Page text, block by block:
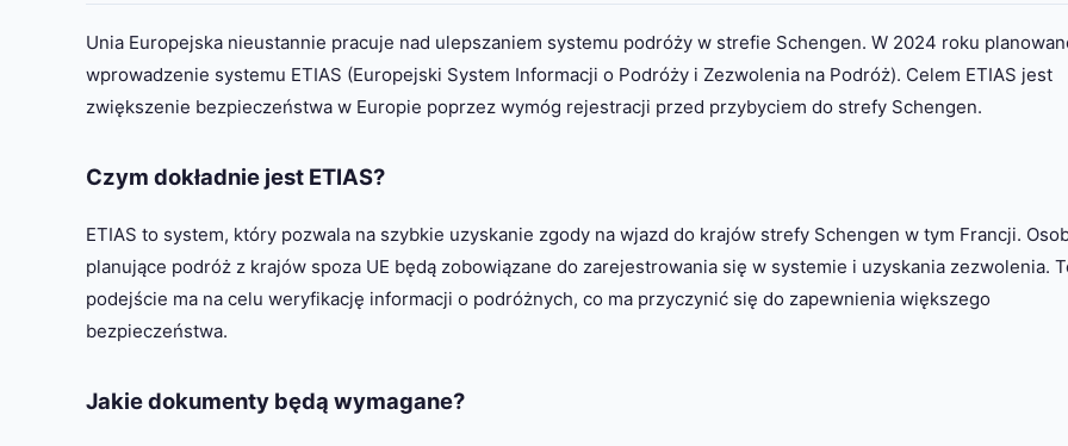
Unia Europejska nieustannie pracuje nad ulepszaniem systemu podróży w strefie Schengen. W 2024 roku
wprowadzenie systemu ETIAS (Europejski System Informacji o Podróży i Zezwolenia na Podróż). Celem ETIAS jest
zwiększenie bezpieczeństwa w Europie poprzez wymóg rejestracji przed przybyciem do strefy Schengen.
Czym dokładnie jest ETIAS?
ETIAS to system, który pozwala na szybkie uzyskanie zgody na wjazd do krajów strefy Schengen w tym Francji.
planujące podróż z krajów spoza UE będą zobowiązane do zarejestrowania się w systemie i uzyskania zezwolenia.
podejście ma na celu weryfikację informacji o podróżnych, co ma przyczynić się do zapewnienia większego
bezpieczeństwa.
Jakie dokumenty będą wymagane?